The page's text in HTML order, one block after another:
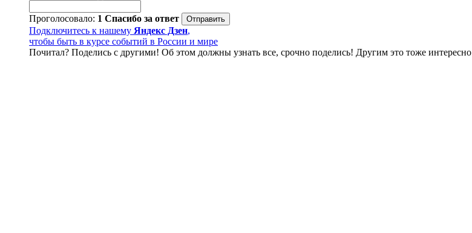
Проголосовало: 1 Спасибо за ответ
Подключитесь к нашему Яндекс Дзен,
чтобы быть в курсе событий в России и мире
Почитал? Поделись с другими! Об этом должны узнать все, срочно поделись! Другим это тоже интересно